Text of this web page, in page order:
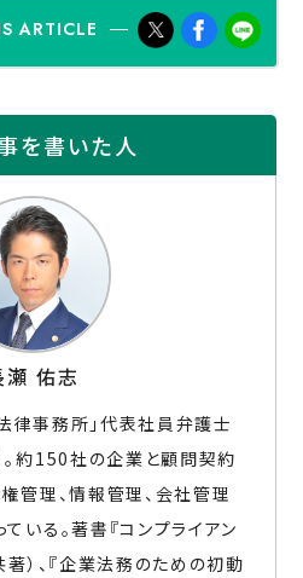
ARTICLE
を書いた人
瀬 佑志
律事務所」代表社員弁護士
。約150社の企業と顧問契約
管理、情報管理、会社管理
いる。著書『コンプライアン
著）、『企業法務のための初動